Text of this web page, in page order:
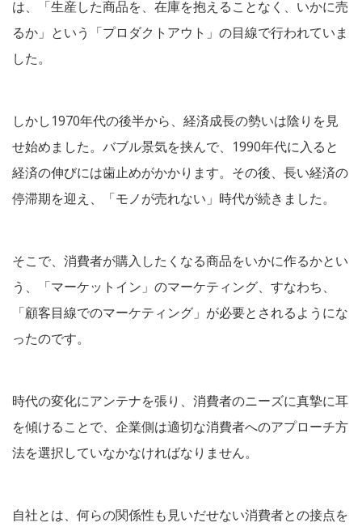
は、「生産した商品を、在庫を抱えることなく、いかに売
るか」という「プロダクトアウト」の目線で行われていま
した。
しかし1970年代の後半から、経済成長の勢いは陰りを見
せ始めました。バブル景気を挟んで、1990年代に入ると
経済の伸びには歯止めがかかります。その後、長い経済の
停滞期を迎え、「モノが売れない」時代が続きました。
そこで、消費者が購入したくなる商品をいかに作るかとい
う、「マーケットイン」のマーケティング、すなわち、
「顧客目線でのマーケティング」が必要とされるようにな
ったのです。
時代の変化にアンテナを張り、消費者のニーズに真摯に耳
を傾けることで、企業側は適切な消費者へのアプローチ方
法を選択していなかなければなりません。
自社とは、何らの関係性も見いだせない消費者との接点を